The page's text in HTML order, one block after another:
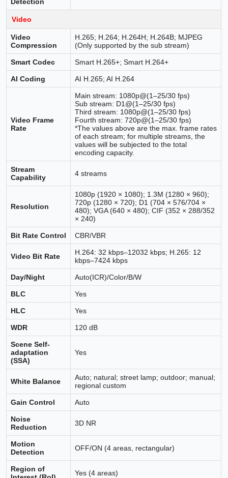
Video
Video
Compression
H.265; H.264; H.264H; H.264B; MJPEG
(Only supported by the sub stream)
Smart Codec Smart H.265+; Smart H.264+
AI Coding AI H.265; AI H.264
Video Frame
Rate
Main stream: 1080p@(1–25/30 fps)
Sub stream: D1@(1–25/30 fps)
Third stream: 1080p@(1–25/30 fps)
Fourth stream: 720p@(1–25/30 fps)
*The values above are the max. frame rates
of each stream; for multiple streams, the
values will be subjected to the total
encoding capacity.
Stream
Capability
4 streams
Resolution
1080p (1920 × 1080); 1.3M (1280 × 960);
720p (1280 × 720); D1 (704 × 576/704 ×
480); VGA (640 × 480); CIF (352 × 288/352
× 240)
Bit Rate Control CBR/VBR
Video Bit Rate
H.264: 32 kbps–12032 kbps; H.265: 12
kbps–7424 kbps
Day/Night Auto(ICR)/Color/B/W
BLC Yes
HLC Yes
WDR 120 dB
Scene Self-
adaptation
(SSA)
Yes
White Balance
Auto; natural; street lamp; outdoor; manual;
regional custom
Gain Control Auto
Noise
Reduction
3D NR
Motion
Detection
OFF/ON (4 areas, rectangular)
Region of
Yes (4 areas)